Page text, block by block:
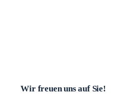
Wir freuen uns auf Sie!